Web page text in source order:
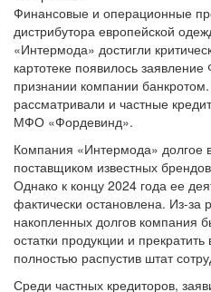
Финансовые и операционные
дистрибутора европейской
«Интермода» достигли
картотеке появилось
признании компании
рассматривали и частные
Компания «Интермода» долгое
поставщиком известных
Однако к концу 2024 года ее
фактически остановлена. Из-за
накопленных долгов компания
остатки продукции и